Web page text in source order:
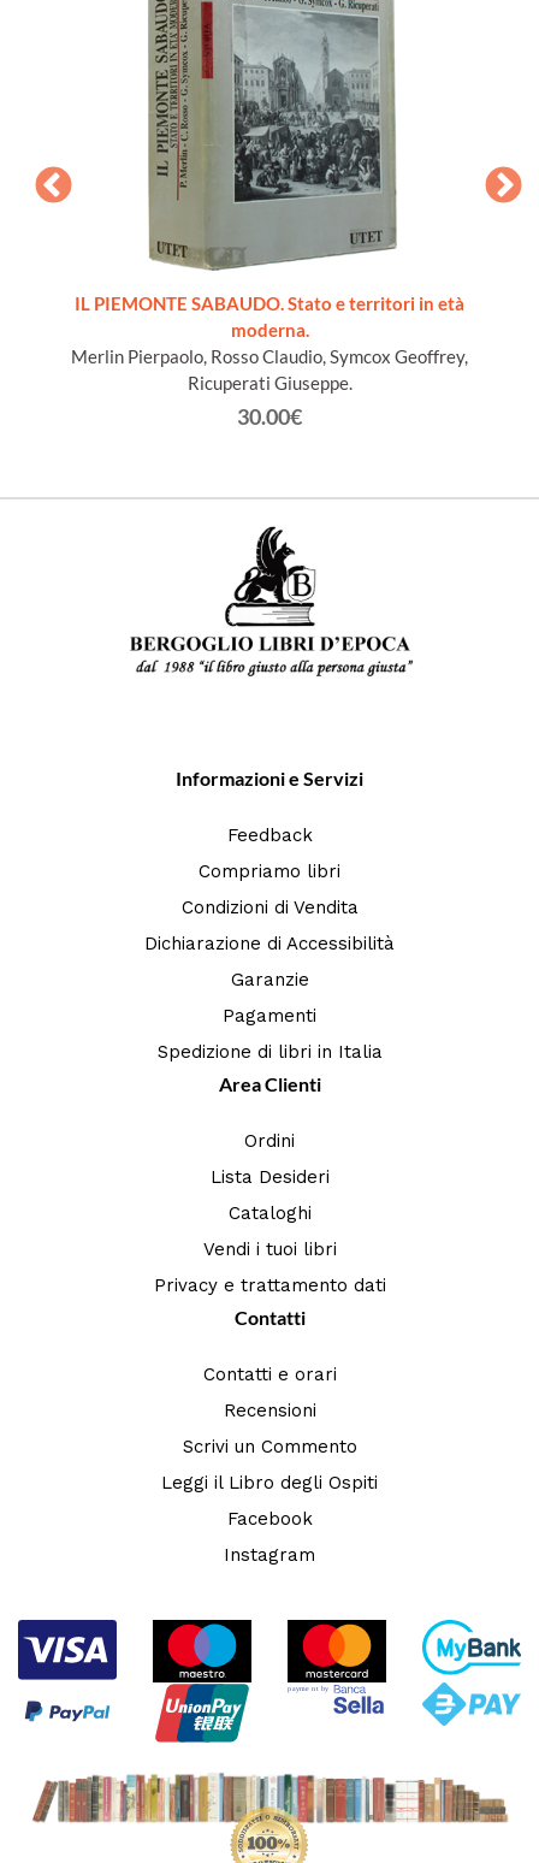
IL PIEMONTE SABAUDO. Stato e territori in età
moderna.
Merlin Pierpaolo, Rosso Claudio, Symcox Geoffrey,
Ricuperati Giuseppe.
30.00€
Informazioni e Servizi
Feedback
Compriamo libri
Condizioni di Vendita
Dichiarazione di Accessibilità
Garanzie
Pagamenti
Spedizione di libri in Italia
Area Clienti
Ordini
Lista Desideri
Cataloghi
Vendi i tuoi libri
Privacy e trattamento dati
Contatti
Contatti e orari
Recensioni
Scrivi un Commento
Leggi il Libro degli Ospiti
Facebook
Instagram